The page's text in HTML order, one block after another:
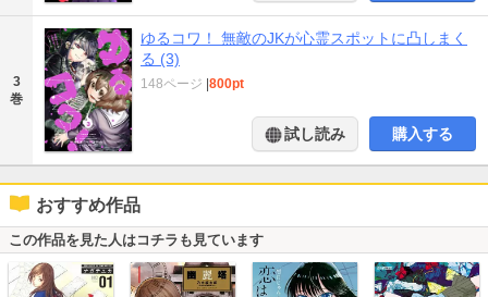
3
巻
ゆるコワ！ 無敵のJKが心霊スポットに凸しまく
る (3)
148ページ |800pt
試し読み 購入する
おすすめ作品
この作品を見た人はコチラも見ています